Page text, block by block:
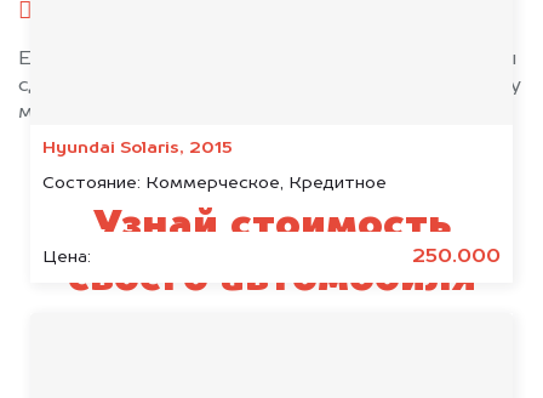
Hyundai Solaris, 2015
Состояние: Коммерческое, Кредитное
Цена: 250.000
Если у вас нет всех документов, то наши юристы
сделают всё возможное, чтобы оформить сделку
максимально быстро!
Узнай стоимость
своего автомобиля